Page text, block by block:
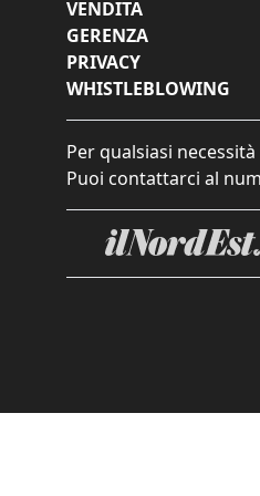
VENDITA
GERENZA
PRIVACY
WHISTLEBLOWING
Per qualsiasi
Puoi contattarci al